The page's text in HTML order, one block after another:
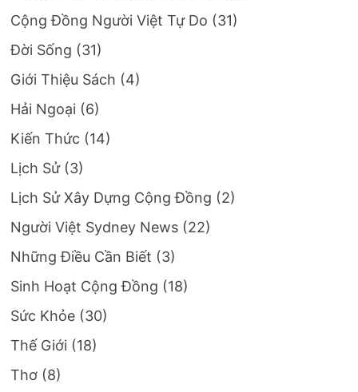
Cộng Đồng Người Việt Tự Do (31)
Đời Sống (31)
Giới Thiệu Sách (4)
Hải Ngoại (6)
Kiến Thức (14)
Lịch Sử(3)
Lịch Sử Xây Dựng Cộng Đồng (2)
Người Việt Sydney News (22)
Những Điều Cần Biết (3)
Sinh Hoạt Cộng Đồng (18)
Sức Khỏe (30)
Thế Giới (18)
Thơ (8)